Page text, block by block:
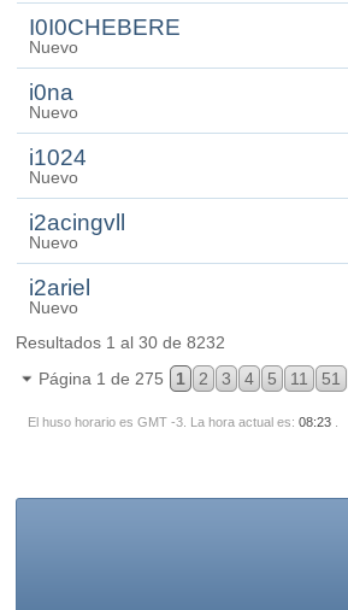
I0I0CHEBERE
Nuevo
i0na
Nuevo
i1024
Nuevo
i2acingvll
Nuevo
i2ariel
Nuevo
Resultados 1 al 30 de 8232
Página 1 de 275
1 2 3 4 5 11 51
El huso horario es GMT -3. La hora actual es: 08:23